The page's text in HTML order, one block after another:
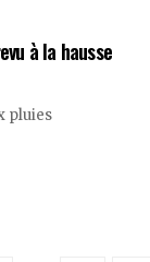
à la hausse
pluies